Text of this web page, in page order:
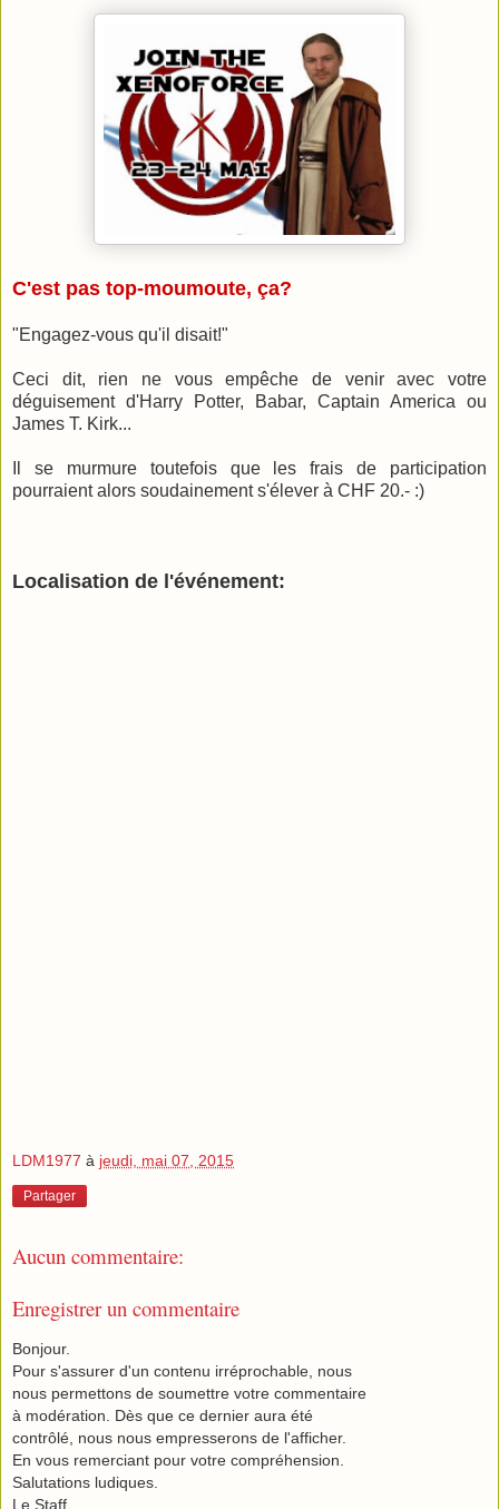
C'est pas top-moumoute, ça?
"Engagez-vous qu'il disait!"
Ceci dit, rien ne vous empêche de venir avec votre
déguisement d'Harry Potter, Babar, Captain America ou
James T. Kirk...
Il se murmure toutefois que les frais de participation
pourraient alors soudainement s'élever à CHF 20.- :)
Localisation de l'événement:
LDM1977 à jeudi, mai 07, 2015
Partager
Aucun commentaire:
Enregistrer un commentaire
Bonjour.
Pour s'assurer d'un contenu irréprochable, nous
nous permettons de soumettre votre commentaire
à modération. Dès que ce dernier aura été
contrôlé, nous nous empresserons de l'afficher.
En vous remerciant pour votre compréhension.
Salutations ludiques.
Le Staff